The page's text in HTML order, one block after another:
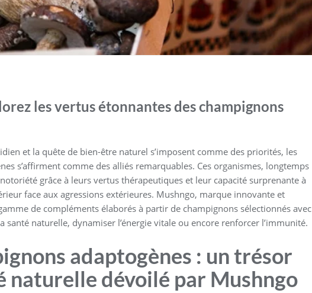
les vertus étonnantes des champignons
et la quête de bien-être naturel s’imposent comme des priorités, les
s’affirment comme des alliés remarquables. Ces organismes, longtemps
grâce à leurs vertus thérapeutiques et leur capacité surprenante à
face aux agressions extérieures. Mushngo, marque innovante et
de compléments élaborés à partir de champignons sélectionnés avec
santé naturelle, dynamiser l’énergie vitale ou encore renforcer l’immunité.
adaptogènes : un trésor
naturelle dévoilé par Mushngo